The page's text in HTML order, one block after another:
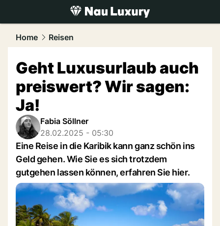
luxury.NAU.ch
Home Reisen
Geht Luxusurlaub auch
preiswert? Wir sagen:
Ja!
Fabia Söllner
28.02.2025 - 05:30
Eine Reise in die Karibik kann ganz schön ins
Geld gehen. Wie Sie es sich trotzdem
gutgehen lassen können, erfahren Sie hier.